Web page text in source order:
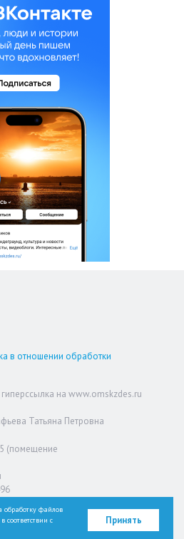
в отношении обработки
на www.omskzdes.ru
Татьяна Петровна
(помещение
обработку файлов
с
Принять